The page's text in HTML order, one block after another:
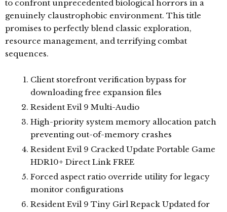
to confront unprecedented biological horrors in a
genuinely claustrophobic environment. This title
promises to perfectly blend classic exploration,
resource management, and terrifying combat
sequences.
Client storefront verification bypass for
downloading free expansion files
Resident Evil 9 Multi-Audio
High-priority system memory allocation patch
preventing out-of-memory crashes
Resident Evil 9 Cracked Update Portable Game
HDR10+ Direct Link FREE
Forced aspect ratio override utility for legacy
monitor configurations
Resident Evil 9 Tiny Girl Repack Updated for